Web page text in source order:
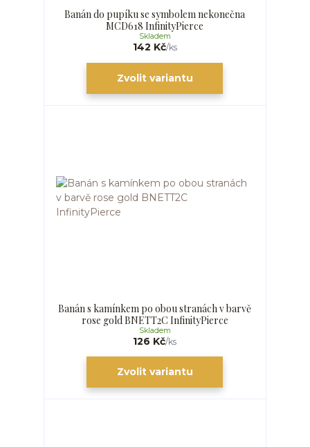
Banán do pupíku se symbolem nekonečna
MCD618 InfinityPierce
142 Kč/ks
Skladem
Zvolit variantu
Banán s kamínkem po obou stranách v barvě
rose gold BNETT2C InfinityPierce
126 Kč/ks
Skladem
Zvolit variantu